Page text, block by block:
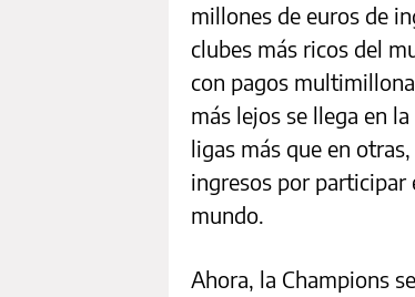
millones de euros de
clubes más ricos del
con pagos
más lejos se llega en
ligas más que en
ingresos por participar
mundo.
Ahora, la Champions